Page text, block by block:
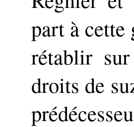
part à cette
rétablir
droits de